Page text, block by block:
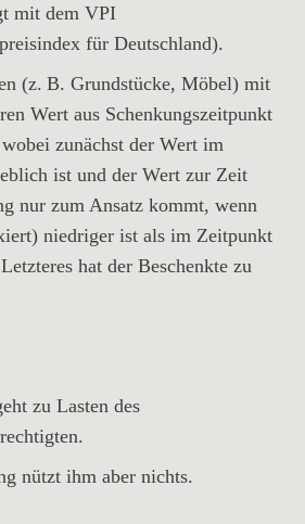
mit dem VPI
für Deutschland).
(z. B. Grundstücke, Möbel) mit
Wert aus Schenkungszeitpunkt
zunächst der Wert im
ist und der Wert zur Zeit
nur zum Ansatz kommt, wenn
niedriger ist als im Zeitpunkt
hat der Beschenkte zu
zu Lasten des
nützt ihm aber nichts.